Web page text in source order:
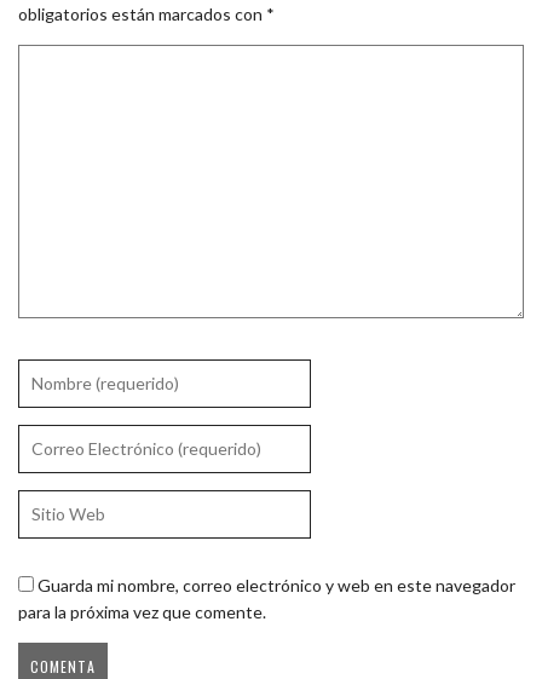
obligatorios están marcados con *
Guarda mi nombre, correo electrónico y web en este navegador
para la próxima vez que comente.